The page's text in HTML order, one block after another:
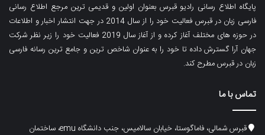
پایگاه اطلاع رسانی رادیو قبرس بعنوان اولین و قدیمی ترین مرجع اطلاع رسانی
فارسی زبان در قبرس فعالیت خود را از سال 2014 در جهت انتشار اخبار و اطلاعات
در حوزه های مختلف آغاز کرده و از آغاز سال 2019 فعالیت خود را زیر نظر شرکت
جهان آرا گسترش داده تا خود را به عنوان شاخص ترین و جامع ترین رسانه فارسی
زبان در قبرس مطرح کند.
تماس با ما
قبرس شمالی، فاماگوستا، خیابان سالامیس، جنب دانشگاه emu، ساختمان